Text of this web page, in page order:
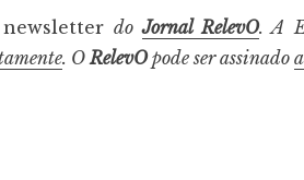
newsletter doJornal RelevO. A
. ORelevOpode ser assinado